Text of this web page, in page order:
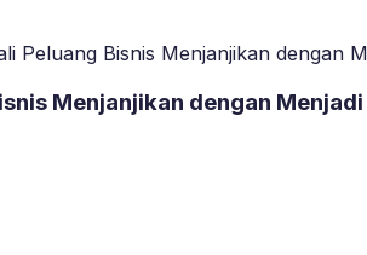
Peluang Bisnis Menjanjikan dengan
Menjanjikan dengan